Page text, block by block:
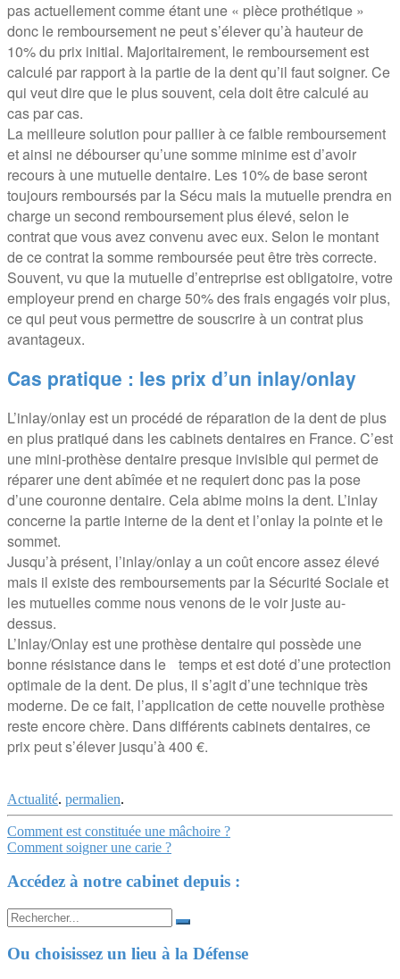
pas actuellement comme étant une « pièce prothétique »
donc le remboursement ne peut s’élever qu’à hauteur de
10% du prix initial. Majoritairement, le remboursement est
calculé par rapport à la partie de la dent qu’il faut soigner. Ce
qui veut dire que le plus souvent, cela doit être calculé au
cas par cas.
La meilleure solution pour pallier à ce faible remboursement
et ainsi ne débourser qu’une somme minime est d’avoir
recours à une mutuelle dentaire. Les 10% de base seront
toujours remboursés par la Sécu mais la mutuelle prendra en
charge un second remboursement plus élevé, selon le
contrat que vous avez convenu avec eux. Selon le montant
de ce contrat la somme remboursée peut être très correcte.
Souvent, vu que la mutuelle d’entreprise est obligatoire, votre
employeur prend en charge 50% des frais engagés voir plus,
ce qui peut vous permettre de souscrire à un contrat plus
avantageux.
Cas pratique : les prix d’un inlay/onlay
L’inlay/onlay est un procédé de réparation de la dent de plus
en plus pratiqué dans les cabinets dentaires en France. C’est
une mini-prothèse dentaire presque invisible qui permet de
réparer une dent abîmée et ne requiert donc pas la pose
d’une couronne dentaire. Cela abime moins la dent. L’inlay
concerne la partie interne de la dent et l’onlay la pointe et le
sommet.
Jusqu’à présent, l’inlay/onlay a un coût encore assez élevé
mais il existe des remboursements par la Sécurité Sociale et
les mutuelles comme nous venons de le voir juste au-
dessus.
L’Inlay/Onlay est une prothèse dentaire qui possède une
bonne résistance dans le temps et est doté d’une protection
optimale de la dent. De plus, il s’agit d’une technique très
moderne. De ce fait, l’application de cette nouvelle prothèse
reste encore chère. Dans différents cabinets dentaires, ce
prix peut s’élever jusqu’à 400 €.
Actualité. permalien.
Navigation
Article
Comment est constituée une mâchoire ?
Comment soigner une carie ?
Accédez à notre cabinet depuis :
Search
for:
Ou choisissez un lieu à la Défense